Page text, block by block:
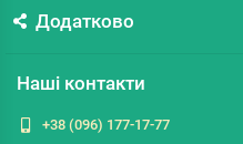
Додатково
Наші контакти
+38 (096) 177-17-77